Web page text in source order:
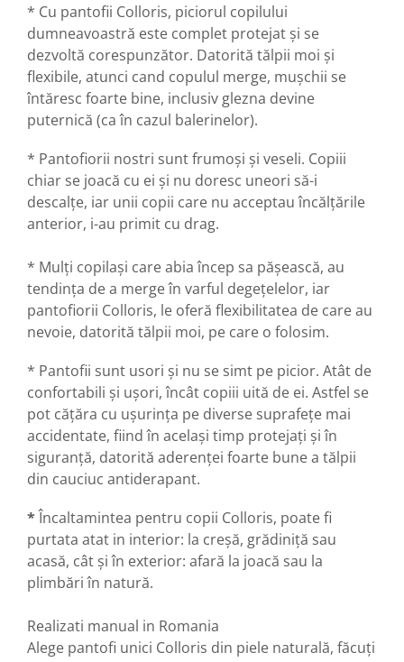
* Cu pantofii Colloris, piciorul copilului
dumneavoastră este complet protejat și se
dezvoltă corespunzător. Datorită tălpii moi și
flexibile, atunci cand copulul merge, mușchii se
întăresc foarte bine, inclusiv glezna devine
puternică (ca în cazul balerinelor).
* Pantofiorii nostri sunt frumoși și veseli. Copiii
chiar se joacă cu ei și nu doresc uneori să-i
descalțe, iar unii copii care nu acceptau încălțările
anterior, i-au primit cu drag.
* Mulți copilași care abia încep sa pășească, au
tendința de a merge în varful degețelelor, iar
pantofiorii Colloris, le oferă flexibilitatea de care au
nevoie, datorită tălpii moi, pe care o folosim.
* Pantofii sunt usori și nu se simt pe picior. Atât de
confortabili și ușori, încât copiii uită de ei. Astfel se
pot cățăra cu ușurința pe diverse suprafețe mai
accidentate, fiind în același timp protejați și în
siguranță, datorită aderenței foarte bune a tălpii
din cauciuc antiderapant.
*Încaltamintea pentru copii Colloris, poate fi
purtata atat in interior: la creșă, grădiniță sau
acasă, cât și în exterior: afară la joacă sau la
plimbări în natură.
Realizati manual in Romania
Alege pantofi unici Colloris din piele naturală, făcuți